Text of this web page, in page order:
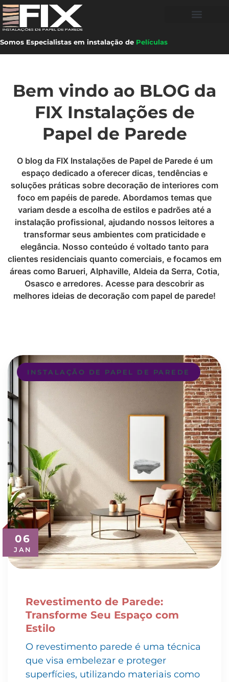
Somos Especialistas em instalação de Películas
Bem vindo ao BLOG da
FIX Instalações de
Papel de Parede
O blog da FIX Instalações de Papel de Parede é um
espaço dedicado a oferecer dicas, tendências e
soluções práticas sobre decoração de interiores com
foco em papéis de parede. Abordamos temas que
variam desde a escolha de estilos e padrões até a
instalação profissional, ajudando nossos leitores a
transformar seus ambientes com praticidade e
elegância. Nosso conteúdo é voltado tanto para
clientes residenciais quanto comerciais, e focamos em
áreas como Barueri, Alphaville, Aldeia da Serra, Cotia,
Osasco e arredores. Acesse para descobrir as
melhores ideias de decoração com papel de parede!
06
JAN
INSTALAÇÃO DE PAPEL DE PAREDE
Revestimento de Parede:
Transforme Seu Espaço com
Estilo
O revestimento parede é uma técnica
que visa embelezar e proteger
superfícies, utilizando materiais como